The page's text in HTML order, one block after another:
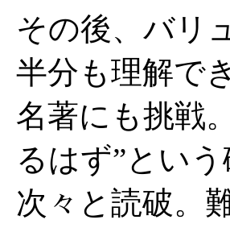
その後、バリ
半分も理解で
名著にも挑戦
るはず”とい
次々と読破。